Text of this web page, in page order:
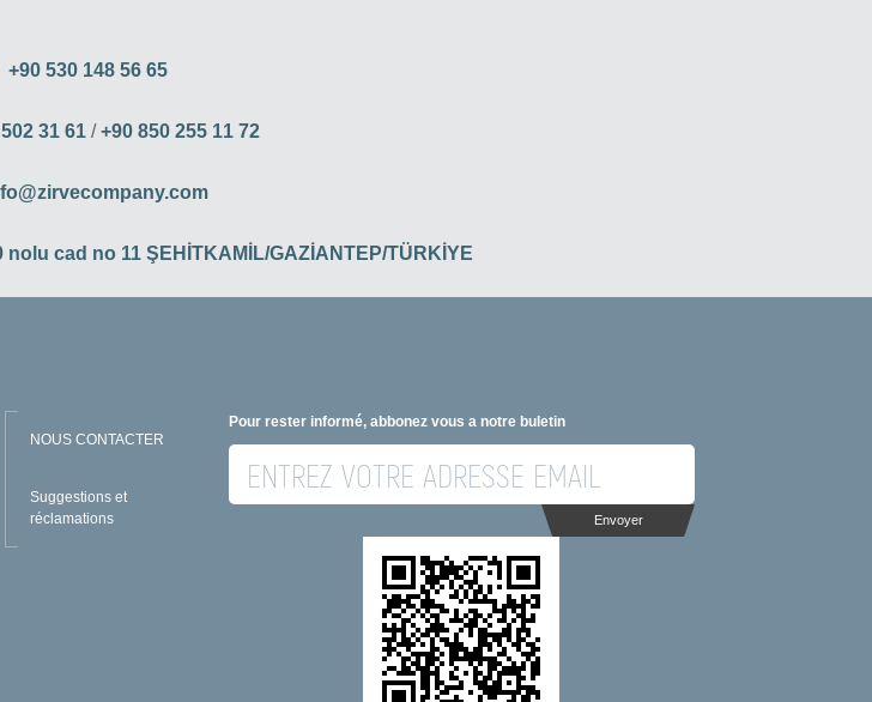
+90 530 148 56 65
31 61/+90 850 255 11 72
nolu cad no 11 ŞEHİTKAMİL/GAZİANTEP/TÜRKİYE
NOUS CONTACTER
Suggestions et
réclamations
Pour rester informé, abbonez vous a notre buletin
Envoyer